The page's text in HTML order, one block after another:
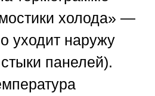
холода» —
уходит наружу
панелей).